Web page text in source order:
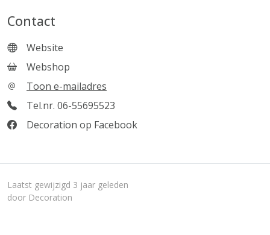
Contact
Website
Webshop
Toon e-mailadres
Tel.nr. 06-55695523
Decoration op Facebook
Laatst gewijzigd 3 jaar geleden
door Decoration